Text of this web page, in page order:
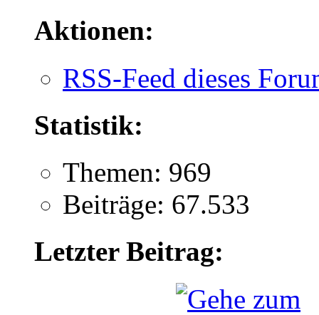
Aktionen:
RSS-Feed dieses
Statistik:
Themen: 969
Beiträge: 67.533
Letzter Beitrag: